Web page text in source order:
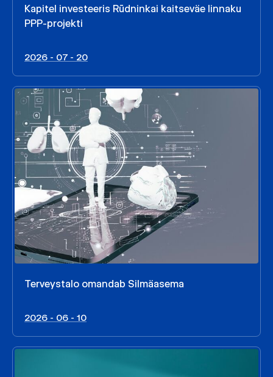
Kapitel investeeris Rūdninkai kaitseväe linnaku
PPP-projekti
2026 - 07 - 20
Terveystalo omandab Silmäasema
2026 - 06 - 10